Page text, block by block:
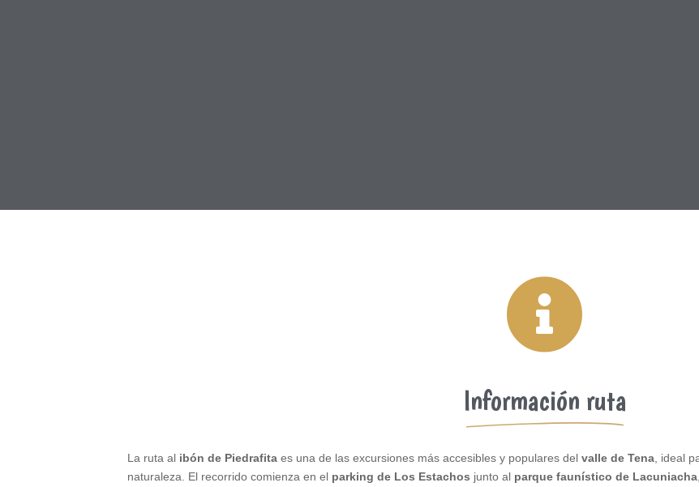

Información ruta
La ruta al ibón de Piedrafita es una de las excursiones más accesibles y populares delvalle de Tena , ideal
naturaleza. El recorrido comienza en el parking de Los Estachos junto al parque faunístico de Lacuniacha